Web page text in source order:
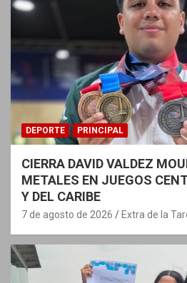
DEPORTE PRINCIPAL
CIERRA DAVID VALDEZ
METALES EN JUEGOS
Y DEL CARIBE
7 de agosto de 2026 Extra de la